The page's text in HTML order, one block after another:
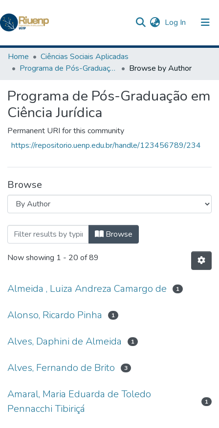
Log In (current)
Communities & Collections
Browse DSpace
Home
Ciências Sociais Aplicadas
Programa de Pós-Graduação em Ciência Jurídica
Browse by Author
Programa de Pós-Graduação em
Ciência Jurídica
Permanent URI for this community
https://repositorio.uenp.edu.br/handle/123456789/234
Browse
Browsing Programa de Pós-Graduação
Browse
Now showing 1 - 20 of 89
Almeida , Luiza Andreza Camargo de 1
Alonso, Ricardo Pinha 1
Alves, Daphini de Almeida 1
Alves, Fernando de Brito 3
Amaral, Maria Eduarda de Toledo
Pennacchi Tibiriçá
1